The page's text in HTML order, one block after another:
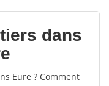
dans
Eure ? Comment